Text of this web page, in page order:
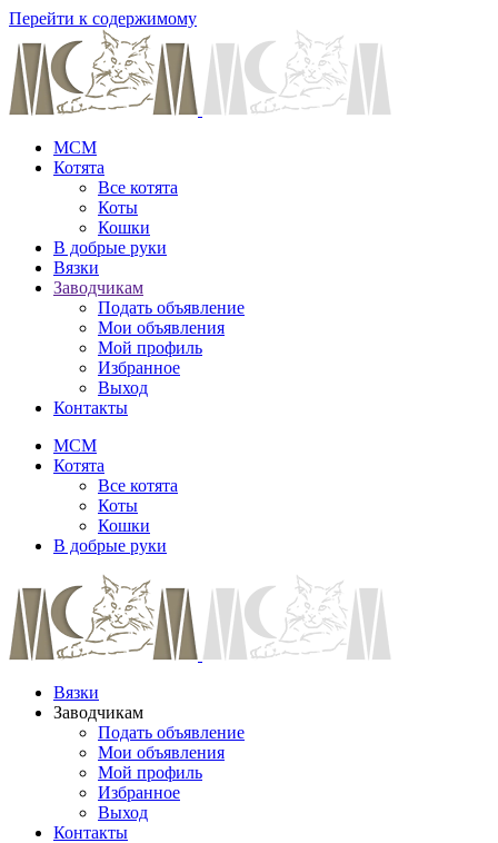
Перейти к содержимому
MCM
Котята
Все котята
Коты
Кошки
В добрые руки
Вязки
Заводчикам
Подать объявление
Мои объявления
Мой профиль
Избранное
Выход
Контакты
MCM
Котята
Все котята
Коты
Кошки
В добрые руки
Вязки
Заводчикам
Подать объявление
Мои объявления
Мой профиль
Избранное
Выход
Контакты